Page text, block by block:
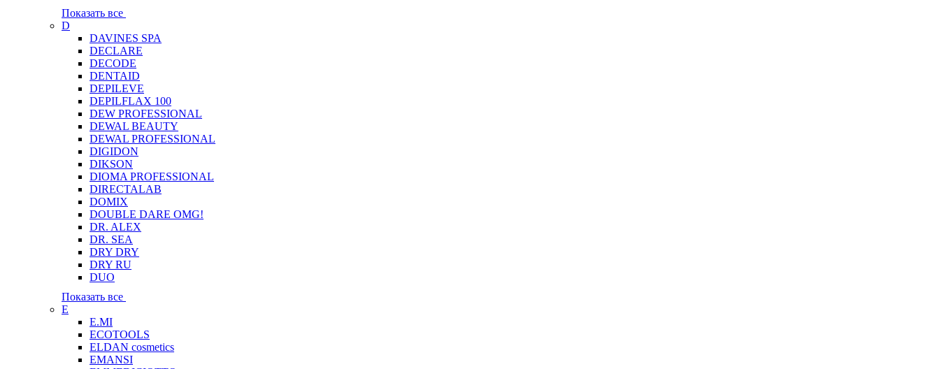
Показать все
D
DAVINES SPA
DECLARE
DECODE
DENTAID
DEPILEVE
DEPILFLAX 100
DEW PROFESSIONAL
DEWAL BEAUTY
DEWAL PROFESSIONAL
DIGIDON
DIKSON
DIOMA PROFESSIONAL
DIRECTALAB
DOMIX
DOUBLE DARE OMG!
DR. ALEX
DR. SEA
DRY DRY
DRY RU
DUO
Показать все
E
E.MI
ECOTOOLS
ELDAN cosmetics
EMANSI